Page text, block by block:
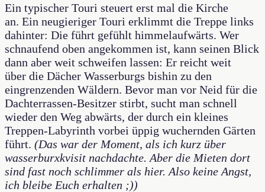
Ein typischer Touri steuert erst mal die Kirche
an. Ein neugieriger Touri erklimmt die Treppe links
dahinter: Die führt gefühlt himmelaufwärts. Wer
schnaufend oben angekommen ist, kann seinen Blick
dann aber weit schweifen lassen: Er reicht weit
über die Dächer Wasserburgs bishin zu den
eingrenzenden Wäldern. Bevor man vor Neid für die
Dachterrassen-Besitzer stirbt, sucht man schnell
wieder den Weg abwärts, der durch ein kleines
Treppen-Labyrinth vorbei üppig wuchernden Gärten
führt. (Das war der Moment, als ich kurz über
wasserburxkvisit nachdachte. Aber die Mieten dort
sind fast noch schlimmer als hier. Also keine Angst,
ich bleibe Euch erhalten ;))